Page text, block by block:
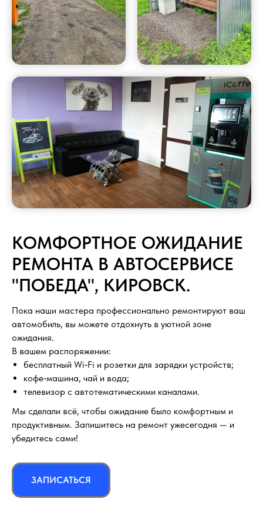
КОМФОРТНОЕ ОЖИДАНИЕ
РЕМОНТА В АВТОСЕРВИСЕ
"ПОБЕДА", КИРОВСК.
Пока наши мастера профессионально ремонтируют ваш
автомобиль, вы можете отдохнуть в уютной зоне
ожидания.
В вашем распоряжении:
бесплатный Wi‑Fi и розетки для зарядки устройств;
кофе‑машина, чай и вода;
телевизор с автотематическими каналами.
Мы сделали всё, чтобы ожидание было комфортным и
продуктивным. Запишитесь на ремонт ужесегодня — и
убедитесь сами!
ЗАПИСАТЬСЯ